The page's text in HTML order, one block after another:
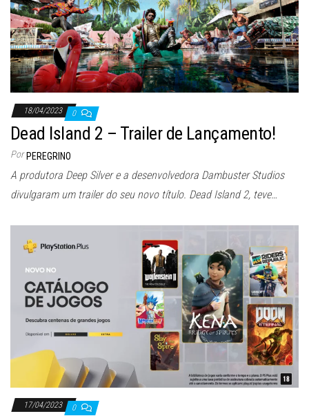
18/04/2023 0
Dead Island 2 – Trailer de Lançamento!
Por PEREGRINO
A produtora Deep Silver e a desenvolvedora Dambuster Studios
divulgaram um trailer do seu novo título. Dead Island 2, teve…
17/04/2023 0